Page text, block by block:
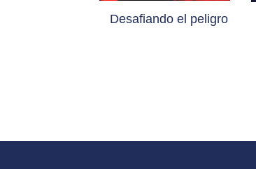
Desafiando el peligro